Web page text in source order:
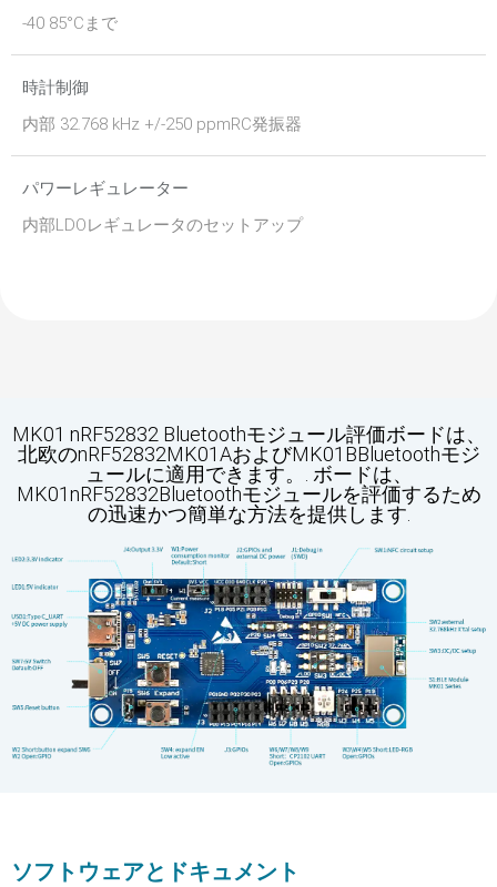
-40 85°Cまで
時計制御
内部 32.768 kHz +/-250 ppmRC発振器
パワーレギュレーター
内部LDOレギュレータのセットアップ
MK01 nRF52832 Bluetoothモジュール評価ボードは、
北欧のnRF52832MK01AおよびMK01BBluetoothモジ
ュールに適用できます。. ボードは、
MK01nRF52832Bluetoothモジュールを評価するため
の迅速かつ簡単な方法を提供します.
ソフトウェアとドキュメント